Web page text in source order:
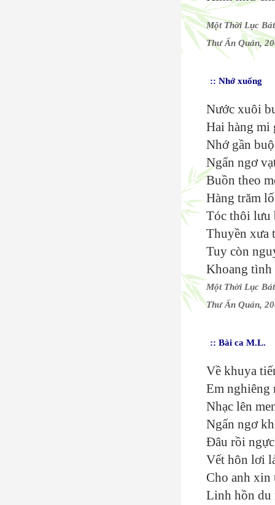
Một Thời Lục
Thư Ấn Quán,
:: Nhớ xuống
Nước xuôi
Hai hàng
Nhớ gần
Ngẩn ngơ
Buồn theo
Hàng trăm
Tóc thôi lưu
Thuyền xưa
Tuy còn
Khoang tình
Một Thời Lục
Thư Ấn Quán,
:: Bài ca M.L.
Về khuya
Em nghiêng
Nhạc lên
Ngẩn ngơ
Đâu rồi
Vết hôn lơi
Cho anh xin
Linh hồn du